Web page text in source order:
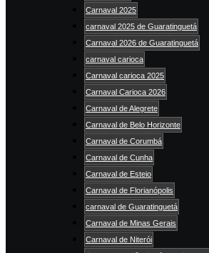
Carnaval 2025
carnaval 2025 de Guaratinguetá
Carnaval 2026 de Guaratinguetá
carnaval carioca
Carnaval carioca 2025
Carnaval Carioca 2026
Carnaval de Alegrete
Carnaval de Belo Horizonte
Carnaval de Corumbá
Carnaval de Cunha
Carnaval de Esteio
Carnaval de Florianópolis
carnaval de Guaratinguetá
Carnaval de Minas Gerais
Carnaval de Niterói